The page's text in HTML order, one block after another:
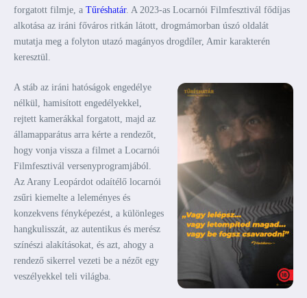
forgatott filmje, a Tűréshatár. A 2023-as Locarnói Filmfesztivál fődíjas
alkotása az iráni főváros ritkán látott, drogmámorban úszó oldalát
mutatja meg a folyton utazó magányos drogdíler, Amir karakterén
keresztül.
A stáb az iráni hatóságok engedélye
nélkül, hamisított engedélyekkel,
rejtett kamerákkal forgatott, majd az
államapparátus arra kérte a rendezőt,
hogy vonja vissza a filmet a Locarnói
Filmfesztivál versenyprogramjából.
Az Arany Leopárdot odaítélő locarnói
zsűri kiemelte a leleményes és
konzekvens fényképezést, a különleges
hangkulisszát, az autentikus és merész
színészi alakításokat, és azt, ahogy a
rendező sikerrel vezeti be a nézőt egy
veszélyekkel teli világba.